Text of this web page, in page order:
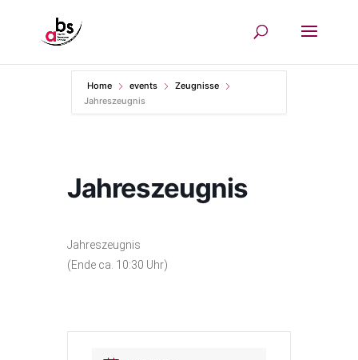
Home events
Zeugnisse
Jahreszeugnis
Jahreszeugnis
Jahreszeugnis
(Ende ca. 10:30 Uhr)